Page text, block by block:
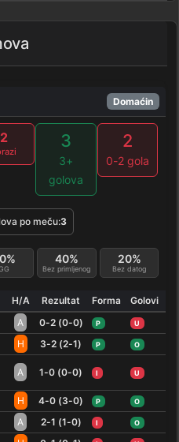
Domaćin
2 3
3+
golova
2
0-2 gola
po meču:3
Bez primljenog
40%
Bez datog
20%
H/A Rezultat Forma
Golovi
A 0-2 (0-0) P U
H 3-2 (2-1) P O
A 1-0 (0-0) I U
H 4-0 (3-0) P O
A 2-1 (1-0) I O